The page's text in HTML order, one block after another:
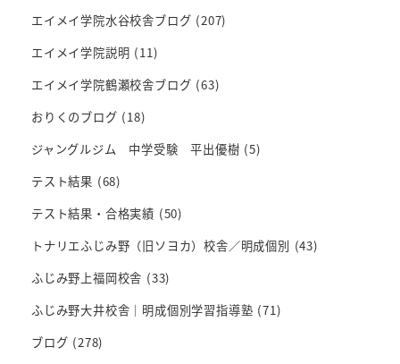
エイメイ学院水谷校舎ブログ (207)
エイメイ学院説明 (11)
エイメイ学院鶴瀬校舎ブログ (63)
おりくのブログ (18)
ジャングルジム 中学受験 平出優樹 (5)
テスト結果 (68)
テスト結果・合格実績 (50)
トナリエふじみ野（旧ソヨカ）校舎／明成個別 (43)
ふじみ野上福岡校舎 (33)
ふじみ野大井校舎｜明成個別学習指導塾 (71)
ブログ (278)